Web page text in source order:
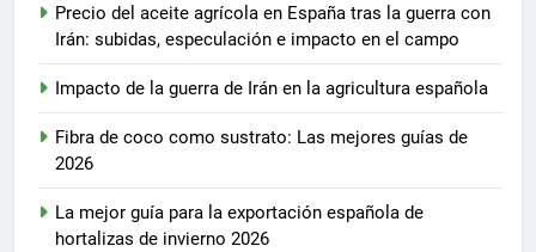
Precio del aceite agrícola en España tras la guerra con
Irán: subidas, especulación e impacto en el campo
Impacto de la guerra de Irán en la agricultura española
Fibra de coco como sustrato: Las mejores guías de
2026
La mejor guía para la exportación española de
hortalizas de invierno 2026